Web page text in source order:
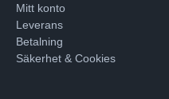
Mitt konto
Leverans
Betalning
Säkerhet & Cookies